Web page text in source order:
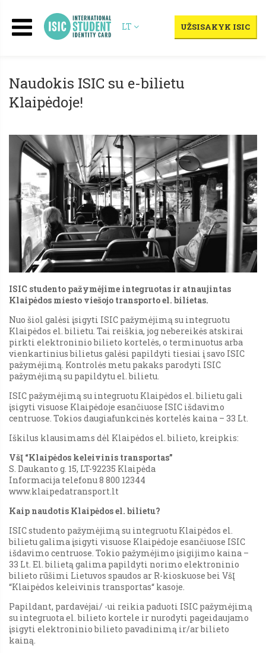
LT UŽSISAKYK ISIC
Naudokis ISIC su e-bilietu
Klaipėdoje!
ISIC studento pažymėjime integruotas ir atnaujintas
Klaipėdos miesto viešojo transporto el. bilietas.
Nuo šiol galėsi įsigyti ISIC pažymėjimą su integruotu
Klaipėdos el. bilietu. Tai reiškia, jog nebereikės atskirai
pirkti elektroninio bilieto kortelės, o terminuotus arba
vienkartinius bilietus galėsi papildyti tiesiai į savo ISIC
pažymėjimą. Kontrolės metu pakaks parodyti ISIC
pažymėjimą su papildytu el. bilietu.
ISIC pažymėjimą su integruotu Klaipėdos el. bilietu gali
įsigyti visuose Klaipėdoje esančiuose ISIC išdavimo
centruose. Tokios daugiafunkcinės kortelės kaina – 33 Lt.
Iškilus klausimams dėl Klaipėdos el. bilieto, kreipkis:
VšĮ “Klaipėdos keleivinis transportas”
S. Daukanto g. 15, LT-92235 Klaipėda
Informacija telefonu 8 800 12344
www.klaipedatransport.lt
Kaip naudotis Klaipėdos el. bilietu?
ISIC studento pažymėjimą su integruotu Klaipėdos el.
bilietu galima įsigyti visuose Klaipėdoje esančiuose ISIC
išdavimo centruose. Tokio pažymėjimo įsigijimo kaina –
33 Lt. El. bilietą galima papildyti norimo elektroninio
bilieto rūšimi Lietuvos spaudos ar R-kioskuose bei VšĮ
“Klaipėdos keleivinis transportas“ kasoje.
Papildant, pardavėjai/ -ui reikia paduoti ISIC pažymėjimą
su integruota el. bilieto kortele ir nurodyti pageidaujamo
įsigyti elektroninio bilieto pavadinimą ir/ar bilieto
kainą.